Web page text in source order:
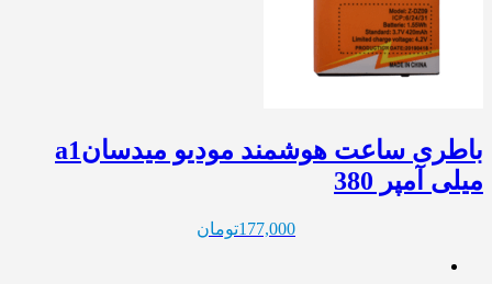
باطری ساعت هوشمند مودیو میدسانa1
میلی آمپر 380
177,000تومان